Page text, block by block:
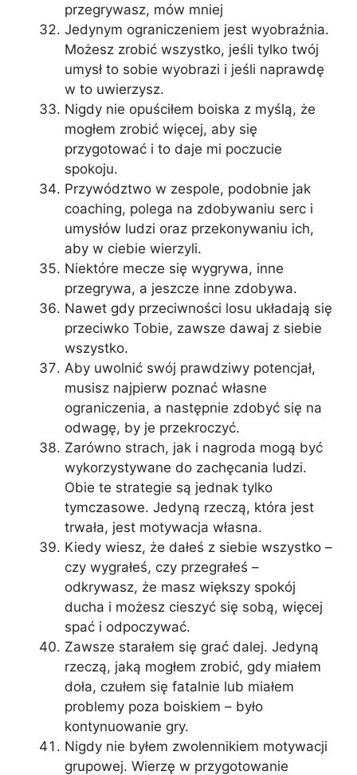
przegrywasz, mów mniej
Jedynym ograniczeniem jest wyobraźnia.
Możesz zrobić wszystko, jeśli tylko twój
umysł to sobie wyobrazi i jeśli naprawdę
w to uwierzysz.
Nigdy nie opuściłem boiska z myślą, że
mogłem zrobić więcej, aby się
przygotować i to daje mi poczucie
spokoju.
Przywództwo w zespole, podobnie jak
coaching, polega na zdobywaniu serc i
umysłów ludzi oraz przekonywaniu ich,
aby w ciebie wierzyli.
Niektóre mecze się wygrywa, inne
przegrywa, a jeszcze inne zdobywa.
Nawet gdy przeciwności losu układają się
przeciwko Tobie, zawsze dawaj z siebie
wszystko.
Aby uwolnić swój prawdziwy potencjał,
musisz najpierw poznać własne
ograniczenia, a następnie zdobyć się na
odwagę, by je przekroczyć.
Zarówno strach, jak i nagroda mogą być
wykorzystywane do zachęcania ludzi.
Obie te strategie są jednak tylko
tymczasowe. Jedyną rzeczą, która jest
trwała, jest motywacja własna.
Kiedy wiesz, że dałeś z siebie wszystko –
czy wygrałeś, czy przegrałeś –
odkrywasz, że masz większy spokój
ducha i możesz cieszyć się sobą, więcej
spać i odpoczywać.
Zawsze starałem się grać dalej. Jedyną
rzeczą, jaką mogłem zrobić, gdy miałem
doła, czułem się fatalnie lub miałem
problemy poza boiskiem – było
kontynuowanie gry.
Nigdy nie byłem zwolennikiem motywacji
grupowej. Wierzę w przygotowanie